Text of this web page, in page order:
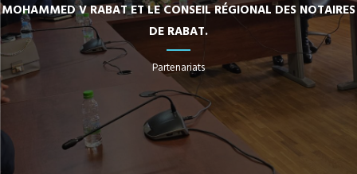
MOHAMMED V RABAT ET LE CONSEIL RÉGIONAL DES NOTAIRES
DE RABAT.
Partenariats